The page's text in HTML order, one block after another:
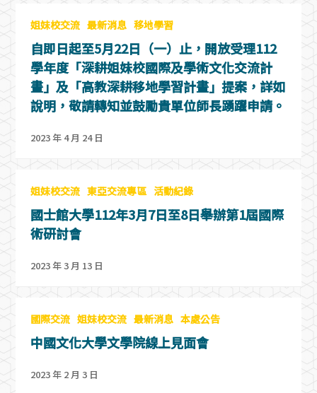
姐妹校交流 最新消息 移地學習
自即日起至5月22日（一）止，開放受理112
學年度「深耕姐妹校國際及學術文化交流計
畫」及「高教深耕移地學習計畫」提案，詳如
說明，敬請轉知並鼓勵貴單位師長踴躍申請。
2023 年 4 月 24 日
姐妹校交流 東亞交流專區 活動紀錄
國士館大學112年3月7日至8日舉辦第1屆國際
術研討會
2023 年 3 月 13 日
國際交流 姐妹校交流 最新消息 本處公告
中國文化大學文學院線上見面會
2023 年 2 月 3 日